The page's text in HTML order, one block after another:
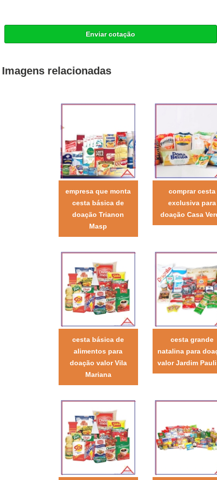
Enviar cotação
Imagens relacionadas
empresa que monta
cesta básica de
doação Trianon
Masp
comprar cesta
exclusiva para
doação Casa
cesta básica de
alimentos para
doação valor Vila
Mariana
cesta grande
natalina para
valor Jardim